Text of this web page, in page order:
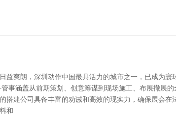
益爽朗，深圳动作中国最具活力的城市之一，已成为
事涵盖从前期策划、创意筹谋到现场施工、布展撤展
搭建公司具备丰富的劝诫和高效的现实力，确保展会
和